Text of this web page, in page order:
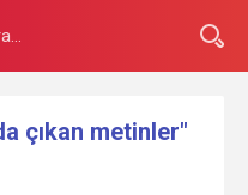
çıkan metinler"